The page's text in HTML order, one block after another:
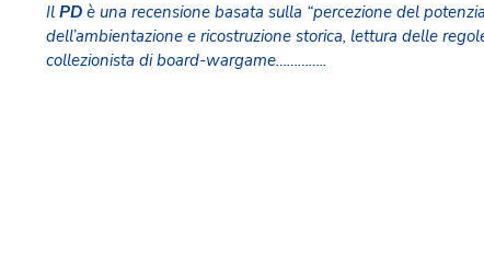
Il PD è una recensione basata sulla “percezione del
dell’ambientazione e ricostruzione storica, lettura delle
collezionista di board-wargame…………..